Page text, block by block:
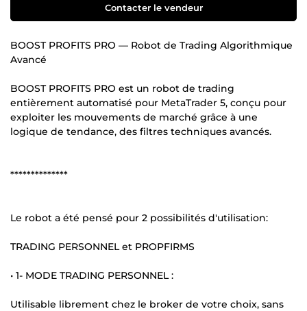
Contacter le vendeur
BOOST PROFITS PRO — Robot de Trading Algorithmique
Avancé
BOOST PROFITS PRO est un robot de trading
entièrement automatisé pour MetaTrader 5, conçu pour
exploiter les mouvements de marché grâce à une
logique de tendance, des filtres techniques avancés.
**************
Le robot a été pensé pour 2 possibilités d'utilisation:
TRADING PERSONNEL et PROPFIRMS
• 1- MODE TRADING PERSONNEL :
Utilisable librement chez le broker de votre choix, sans